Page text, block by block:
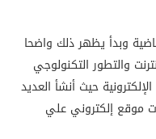
وبدأ يظهر ذلك واضحا
والتطور التكنولوجي
حيث أنشأ العديد
موقع إلكتروني علي